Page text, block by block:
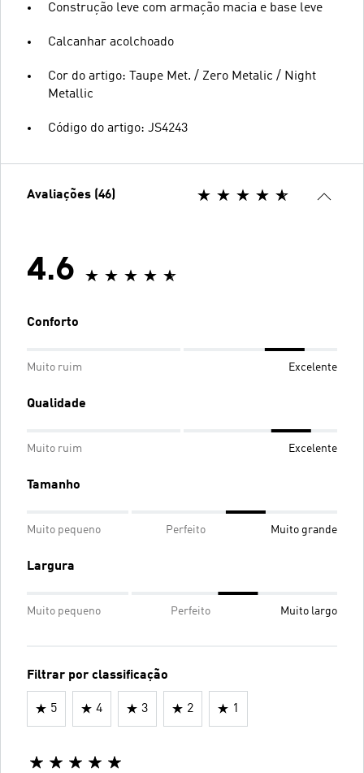
Construção leve com armação macia e base leve
Calcanhar acolchoado
Cor do artigo: Taupe Met. / Zero Metalic / Night
Metallic
Código do artigo: JS4243
Avaliações (46)
4.6
Conforto
Muito ruim Excelente
Qualidade
Muito ruim Excelente
Tamanho
Muito pequeno Perfeito Muito grande
Largura
Muito pequeno Perfeito Muito largo
Filtrar por classificação
5 4 3 2 1